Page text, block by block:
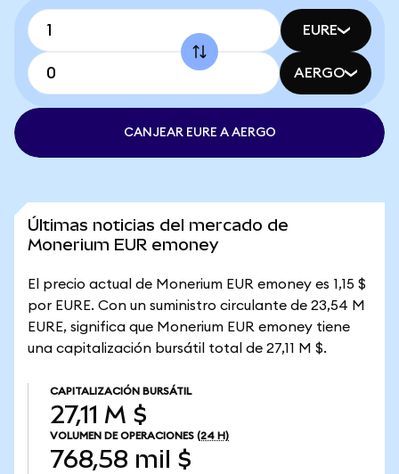
EURE
AERGO
CANJEAR EURE A AERGO
Últimas noticias del mercado de
Monerium EUR emoney
El precio actual de Monerium EUR emoney es 1,15 $
por EURE. Con un suministro circulante de 23,54 M
EURE, significa que Monerium EUR emoney tiene
una capitalización bursátil total de 27,11 M $.
CAPITALIZACIÓN BURSÁTIL
27,11 M $
VOLUMEN DE OPERACIONES (24 H)
768,58 mil $